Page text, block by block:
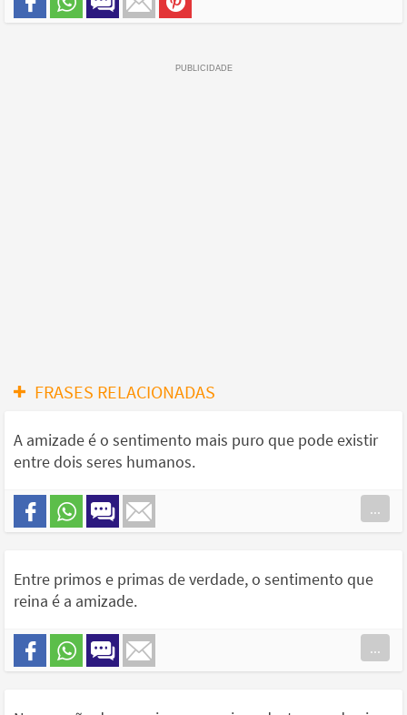
FRASES RELACIONADAS
A amizade é o sentimento mais puro que pode existir
entre dois seres humanos.
...
Entre primos e primas de verdade, o sentimento que
reina é a amizade.
...